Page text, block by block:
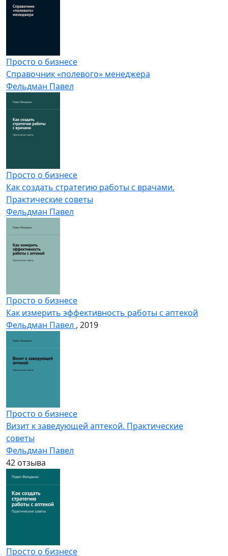
Просто о бизнесе
Справочник «полевого» менеджера
Фельдман Павел
Просто о бизнесе
Как создать стратегию работы с врачами.
Практические советы
Фельдман Павел
Просто о бизнесе
Как измерить эффективность работы с аптекой
Фельдман Павел , 2019
Просто о бизнесе
Визит к заведующей аптекой. Практические
советы
Фельдман Павел
42 отзыва
Просто о бизнесе